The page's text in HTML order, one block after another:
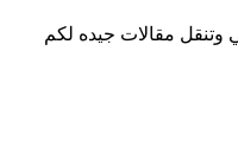
وتنقل مقالات جيده لكم